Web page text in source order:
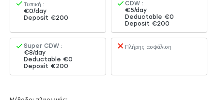
Τυπική :
€0/day
Deposit €200
CDW :
€5/day
Deductable €0
Deposit €200
Super CDW :
€8/day
Deductable €0
Deposit €200
Πλήρης ασφάλιση